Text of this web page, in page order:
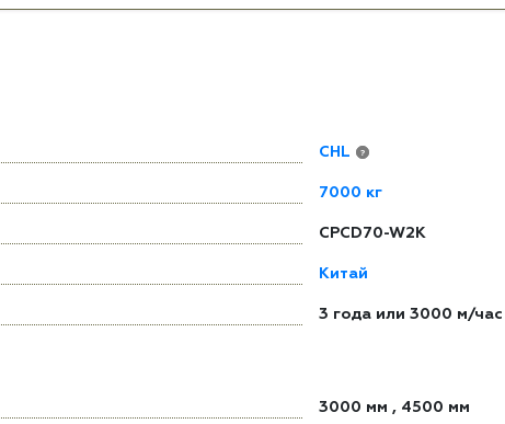
CHL ?
7000 кг
CPCD70-W2K
Китай
3 года или 3000 м/час
3000 мм , 4500 мм